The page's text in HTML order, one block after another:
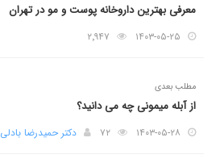
معرفی بهترین داروخانه پوست و مو در تهران
۱۴۰۳-۰۵-۲۵ ۲٬۹۴۷
مطلب بعدی
از آبله میمونی چه می دانید؟
۱۴۰۳-۰۵-۲۸ ۷۲ دکتر حمیدرضا بادلی